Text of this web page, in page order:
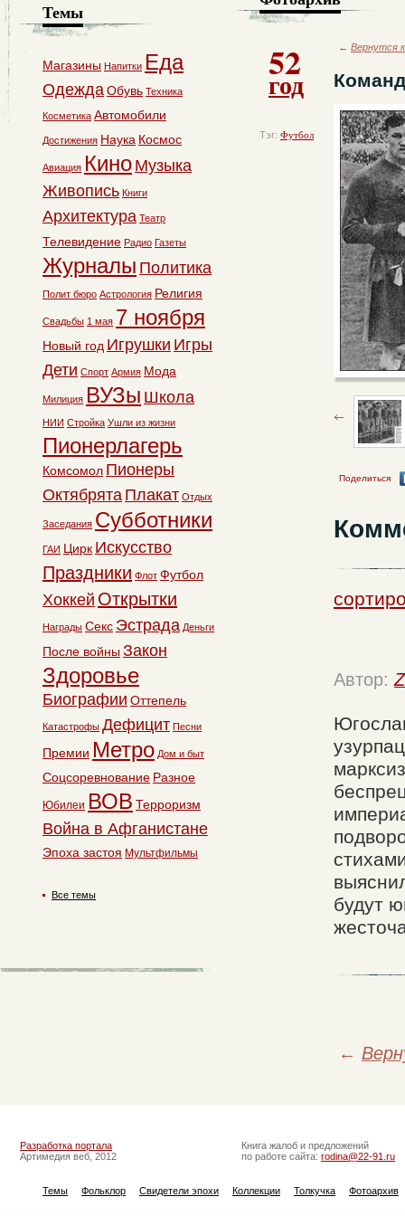
52
год
Тэг: Футбол
← Вернутся
Поделиться
Автор:
будут
←
Темы
Магазины Напитки Еда
ОдеждаОбувь Техника
Косметика Автомобили
Достижения Наука Космос
Авиация Кино Музыка
Живопись Книги
Архитектура Театр
Телевидение Радио Газеты
Журналы Политика
Полит бюро Астрология Религия
Свадьбы 1 мая 7 ноября
Новый год Игрушки Игры
Дети Спорт Армия Мода
Милиция ВУЗы Школа
НИИ Стройка Ушли из жизни
Пионерлагерь
Комсомол Пионеры
Октябрята Плакат Отдых
Заседания Субботники
ГАИ Цирк Искусство
Праздники Флот Футбол
Хоккей Открытки
Награды Секс Эстрада Деньги
После войны Закон
Здоровье
Биографии Оттепель
Катастрофы Дефицит Песни
Премии Метро Дом и быт
Соцсоревнование Разное
Юбилеи ВОВ Терроризм
Война в Афганистане
Эпоха застоя Мультфильмы
Все темы
Разработка портала
Артимедия веб, 2012
Книга жалоб и предложений
по работе сайта: rodina@22-91.ru
Темы Фольклор Свидетели эпохи Коллекции Толкучка Фотоархив